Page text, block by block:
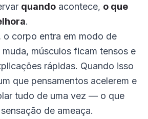
quando acontece, o que
.
o corpo entra em modo de
músculos ficam tensos e
rápidas. Quando isso
que pensamentos acelerem e
tudo de uma vez — o que
de ameaça.